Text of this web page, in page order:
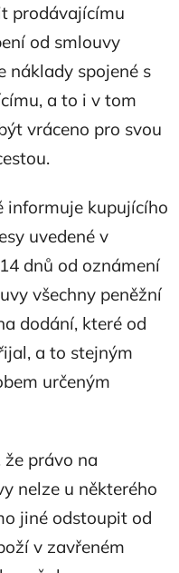
prodávajícímu
od smlouvy
náklady spojené s
a to i v tom
vráceno pro svou
informuje kupujícího
uvedené v
dnů od oznámení
všechny peněžní
dodání, které od
a to stejným
určeným
že právo na
nelze u některého
jiné odstoupit od
v zavřeném